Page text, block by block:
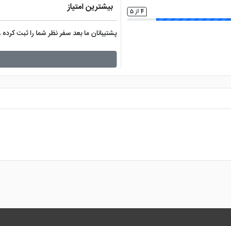
4 از 5 بیشترین امتیاز
پشتیبانان ما بعد سفر نظر شما را ثبت